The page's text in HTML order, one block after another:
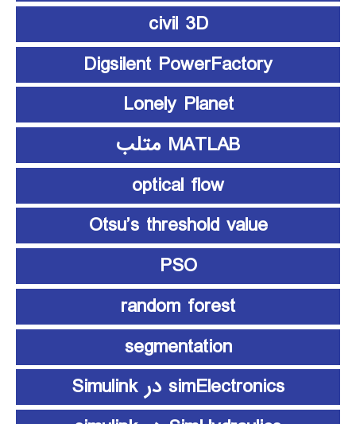
civil 3D
Digsilent PowerFactory
Lonely Planet
MATLAB متلب
optical flow
Otsu’s threshold value
PSO
random forest
segmentation
simElectronics در Simulink